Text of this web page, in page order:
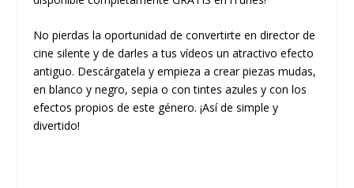
No pierdas la oportunidad de convertirte en director de
cine silente y de darles a tus vídeos un atractivo efecto
antiguo. Descárgatela y empieza a crear piezas mudas,
en blanco y negro, sepia o con tintes azules y con los
efectos propios de este género. ¡Así de simple y
divertido!